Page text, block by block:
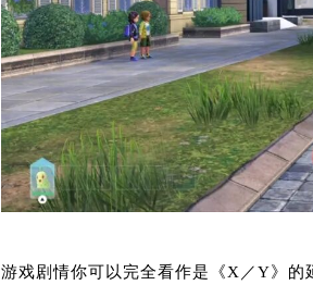
游戏剧情你可以完全看作是《X／Y》的